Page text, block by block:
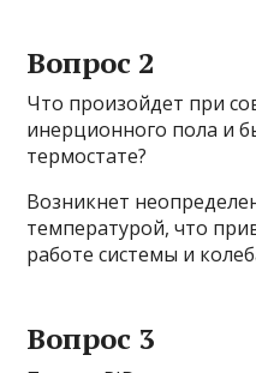
Вопрос 2
Что произойдет при
инерционного пола и
термостате?
Возникнет
температурой, что
работе системы и
Вопрос 3